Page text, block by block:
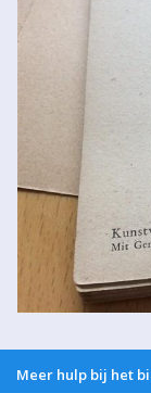
Meer hulp bij het